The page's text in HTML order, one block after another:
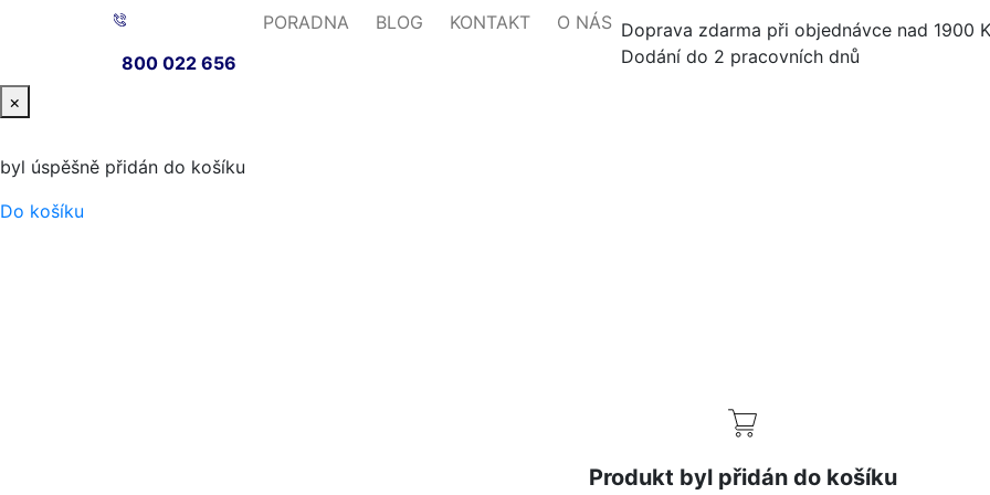
800 022 656
PORADNA BLOG KONTAKT O NÁS Doprava zdarma při objednávce nad 1900
Dodání do 2 pracovních dnů
×
byl úspěšně přidán do košíku
Do košíku
Produkt byl přidán do košíku